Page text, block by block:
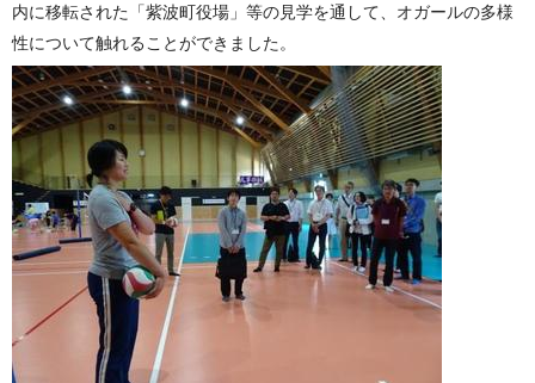
内に移転された「紫波町役場」等の見学を通して、オガールの多様
性について触れることができました。